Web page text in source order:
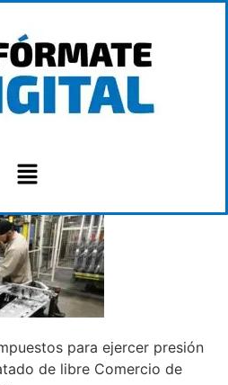
para ejercer presión
de libre Comercio de